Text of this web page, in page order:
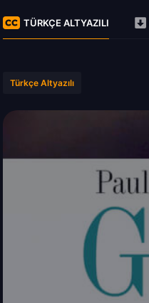
TÜRKÇE ALTYAZILI
Türkçe Altyazılı